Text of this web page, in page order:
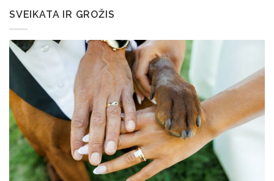
SVEIKATA IR GROŽIS